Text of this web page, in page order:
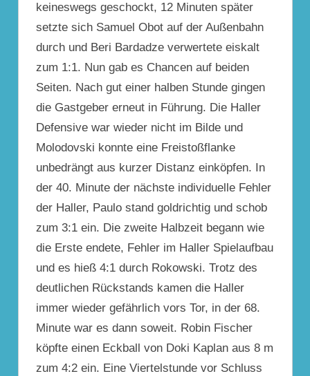
keineswegs geschockt, 12 Minuten später
setzte sich Samuel Obot auf der Außenbahn
durch und Beri Bardadze verwertete eiskalt
zum 1:1. Nun gab es Chancen auf beiden
Seiten. Nach gut einer halben Stunde gingen
die Gastgeber erneut in Führung. Die Haller
Defensive war wieder nicht im Bilde und
Molodovski konnte eine Freistoßflanke
unbedrängt aus kurzer Distanz einköpfen. In
der 40. Minute der nächste individuelle Fehler
der Haller, Paulo stand goldrichtig und schob
zum 3:1 ein. Die zweite Halbzeit begann wie
die Erste endete, Fehler im Haller Spielaufbau
und es hieß 4:1 durch Rokowski. Trotz des
deutlichen Rückstands kamen die Haller
immer wieder gefährlich vors Tor, in der 68.
Minute war es dann soweit. Robin Fischer
köpfte einen Eckball von Doki Kaplan aus 8 m
zum 4:2 ein. Eine Viertelstunde vor Schluss